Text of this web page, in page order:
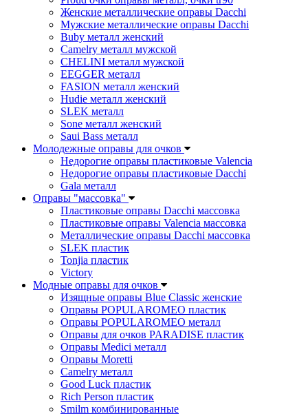
Женские металлические оправы Dacchi
Мужские металлические оправы Dacchi
Buby металл женский
Camelry металл мужской
CHELINI металл мужской
EEGGER металл
FASION металл женский
Hudie металл женский
SLEK металл
Sone металл женский
Saui Bass металл
Молодежные оправы для очков
Недорогие оправы пластиковые Valencia
Недорогие оправы пластиковые Dacchi
Gala металл
Оправы "массовка"
Пластиковые оправы Dacchi массовка
Пластиковые оправы Valencia массовка
Металлические оправы Dacchi массовка
SLEK пластик
Tonjia пластик
Victory
Модные оправы для очков
Изящные оправы Blue Classic женские
Оправы POPULAROMEO пластик
Оправы POPULAROMEO металл
Оправы для очков PARADISE пластик
Оправы Medici металл
Оправы Moretti
Camelry металл
Good Luck пластик
Rich Person пластик
Smilm комбинированные